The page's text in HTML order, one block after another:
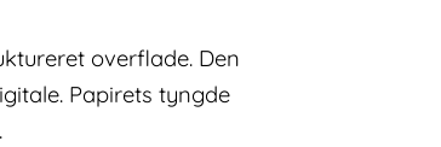
overflade. Den
Papirets tyngde